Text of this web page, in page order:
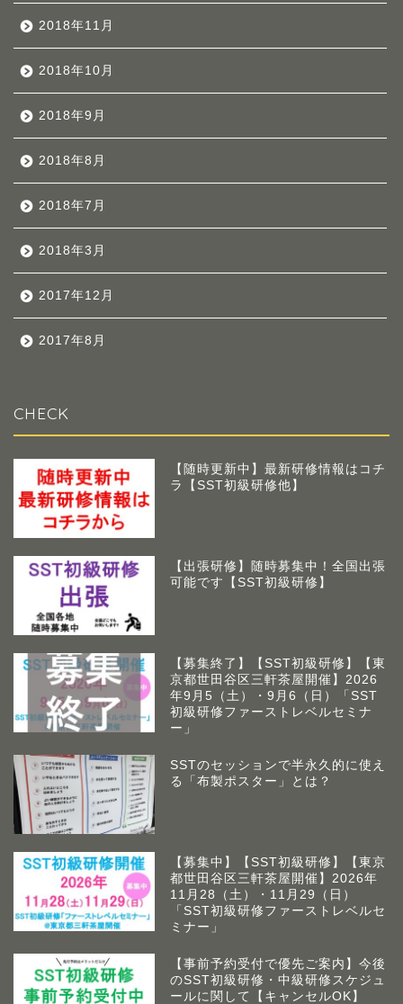
2018年11月
2018年10月
2018年9月
2018年8月
2018年7月
2018年3月
2017年12月
2017年8月
CHECK
【随時更新中】最新研修情報はコチ
ラ【SST初級研修他】
【出張研修】随時募集中！全国出張
可能です【SST初級研修】
【募集終了】【SST初級研修】【東
京都世田谷区三軒茶屋開催】2026
年9月5（土）・9月6（日）「SST
初級研修ファーストレベルセミナ
ー」
SSTのセッションで半永久的に使え
る「布製ポスター」とは？
【募集中】【SST初級研修】【東京
都世田谷区三軒茶屋開催】2026年
11月28（土）・11月29（日）
「SST初級研修ファーストレベルセ
ミナー」
【事前予約受付で優先ご案内】今後
のSST初級研修・中級研修スケジュ
ールに関して【キャンセルOK】
アームズラボとは
作業療法士 佐藤俊之につい
て